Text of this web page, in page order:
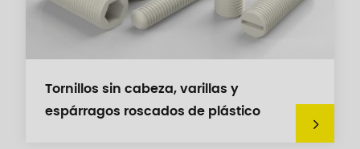
Tornillos sin cabeza, varillas y
espárragos roscados de plástico